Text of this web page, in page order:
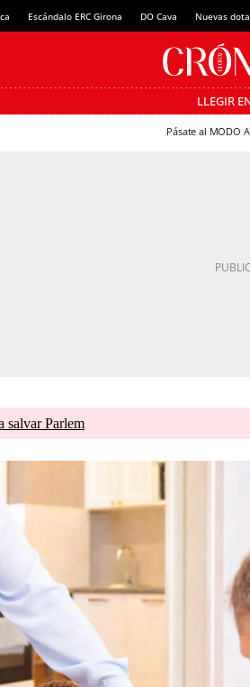
Escándalo ERC Girona DO Cava Nuevas
LLEGIR
Pásate al MODO
salvar Parlem